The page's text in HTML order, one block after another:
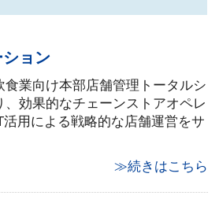
ョン
食業向け本部店舗管理トータルシ
、効果的なチェーンストアオペレ
用による戦略的な店舗運営をサ
≫続きはこちら